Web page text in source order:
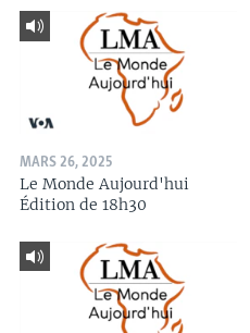
MARS 26, 2025
Le Monde Aujourd'hui
Édition de 18h30